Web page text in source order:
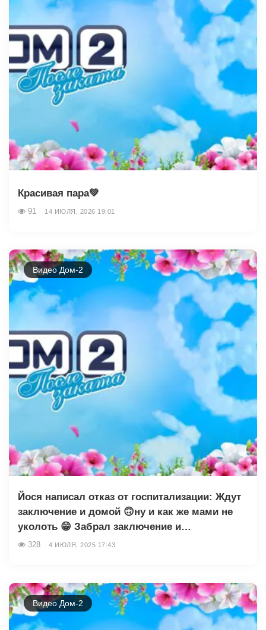
Красивая пара💚
91 14 ИЮЛЯ, 2026 19:01
Видео Дом-2
Йося написал отказ от госпитализации: Ждут
заключение и домой 🙃ну и как же мами не
уколоть 😁 Забрал заключение и…
328 4 ИЮЛЯ, 2025 17:43
Видео Дом-2